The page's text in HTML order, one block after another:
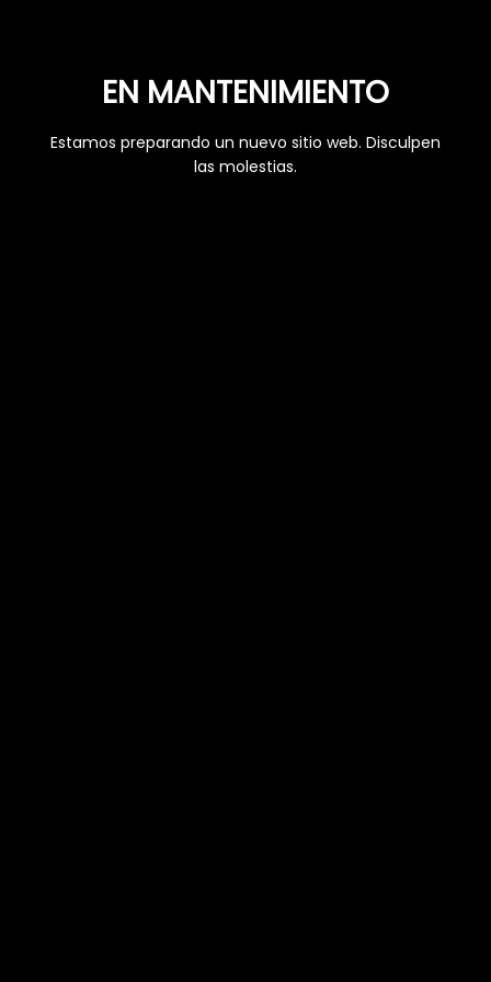
EN MANTENIMIENTO
Estamos preparando un nuevo sitio web. Disculpen
las molestias.